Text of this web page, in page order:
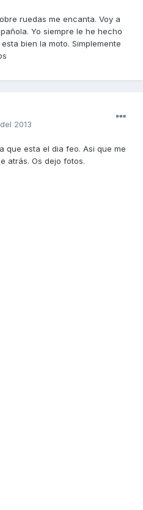
ruedas me encanta. Voy a
Yo siempre le he hecho
bien la moto. Simplemente
2013
que esta el dia feo. Asi que me
atrás. Os dejo fotos.